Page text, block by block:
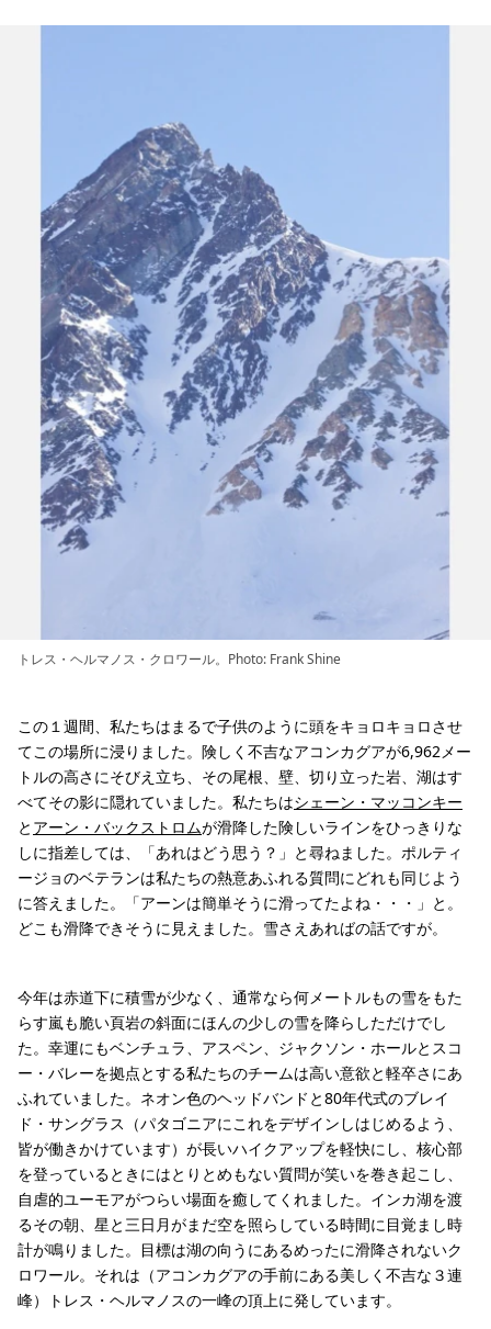
トレス・ヘルマノス・クロワール。Photo: Frank Shine
この１週間、私たちはまるで子供のように頭をキョロキョロさせ
てこの場所に浸りました。険しく不吉なアコンカグアが6,962メー
トルの高さにそびえ立ち、その尾根、壁、切り立った岩、湖はす
べてその影に隠れていました。私たちはシェーン・マッコンキー
と アーン・バックストロムが滑降した険しいラインをひっきりな
しに指差しては、「あれはどう思う？」と尋ねました。ポルティ
ージョのベテランは私たちの熱意あふれる質問にどれも同じよう
に答えました。「アーンは簡単そうに滑ってたよね・・・」と。
どこも滑降できそうに見えました。雪さえあればの話ですが。
今年は赤道下に積雪が少なく、通常なら何メートルもの雪をもた
らす嵐も脆い頁岩の斜面にほんの少しの雪を降らしただけでし
た。幸運にもベンチュラ、アスペン、ジャクソン・ホールとスコ
ー・バレーを拠点とする私たちのチームは高い意欲と軽卒さにあ
ふれていました。ネオン色のヘッドバンドと80年代式のブレイ
ド・サングラス（パタゴニアにこれをデザインしはじめるよう、
皆が働きかけています）が長いハイクアップを軽快にし、核心部
を登っているときにはとりとめもない質問が笑いを巻き起こし、
自虐的ユーモアがつらい場面を癒してくれました。インカ湖を渡
るその朝、星と三日月がまだ空を照らしている時間に目覚まし時
計が鳴りました。目標は湖の向うにあるめったに滑降されないク
ロワール。それは（アコンカグアの手前にある美しく不吉な３連
峰）トレス・ヘルマノスの一峰の頂上に発しています。